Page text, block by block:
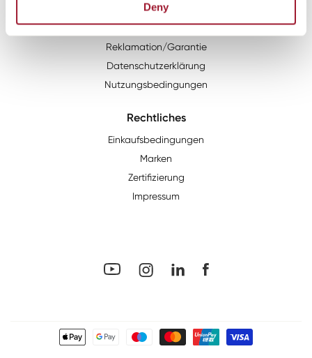
Deny
Regulierung
Gebrauchsanweisungen
Reklamation/Garantie
Datenschutzerklärung
Nutzungsbedingungen
Rechtliches
Einkaufsbedingungen
Marken
Zertifizierung
Impressum
YouTubeInstagramLinkedInFacebook
Zahlungsmethoden